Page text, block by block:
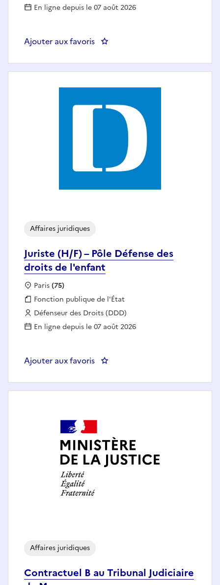
En ligne depuis le 07 août 2026
Ajouter aux favoris : Juriste (H/F) – Pôle Défense
Juriste (H/F) – Pôle Défense des
droits de l'enfant
Affaires juridiques
Localisation :
Paris(75)
Fonction publique :
Fonction publique de l'État
Employeur :
Défenseur des Droits (DDD)
En ligne depuis le 07 août 2026
Ajouter aux favoris : Juriste (H/F) – Pôle Défense
Contractuel B au Tribunal Judiciaire
Affaires juridiques